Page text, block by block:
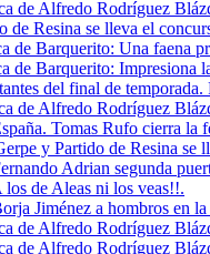
de Alfredo Rodríguez
de Resina se lleva el
de Barquerito: Una faena
de Barquerito: Impresiona
del final de temporada.
de Alfredo Rodríguez
Tomas Rufo cierra la
y Partido de Resina se
Adrian segunda
los de Aleas ni los veas!!.
Jiménez a hombros en
de Alfredo Rodríguez
de Alfredo Rodríguez